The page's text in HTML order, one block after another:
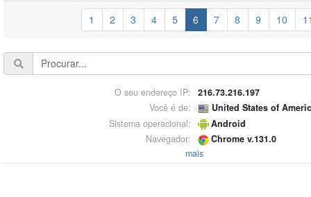
1 2 3 4 5 6 7 8 9 10
O seu endereço IP:
216.73.216.197
Você é de:
United States of
Sistema operacional:
Android
Navegador:
Chrome v.131.0
mais